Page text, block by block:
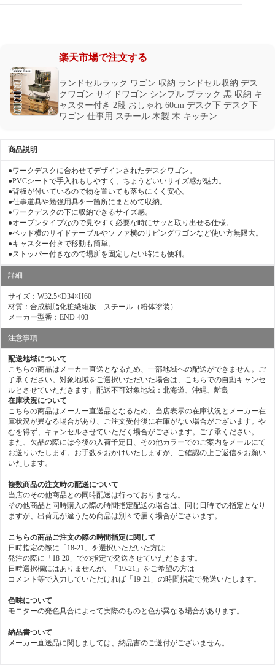
楽天市場で注文する
ランドセルラック ワゴン 収納 ランドセル収納 デス
クワゴン サイドワゴン シンプル ブラック 黒 収納 キ
ャスター付き 2段 おしゃれ 60cm デスク下 デスク下
ワゴン 仕事用 スチール 木製 木 キッチン
商品説明
●ワークデスクに合わせてデザインされたデスクワゴン。
●PVCシートで手入れもしやすく、ちょうどいいサイズ感が魅力。
●背板が付いているので物を置いても落ちにくく安心。
●仕事道具や勉強用具を一箇所にまとめて収納。
●ワークデスクの下に収納できるサイズ感。
●オープンタイプなので見やすく必要な時にサッと取り出せる仕様。
●ベッド横のサイドテーブルやソファ横のリビングワゴンなど使い方無限大。
●キャスター付きで移動も簡単。
●ストッパー付きなので場所を固定したい時にも便利。
詳細
サイズ：W32.5×D34×H60
材質：合成樹脂化粧繊維板 スチール（粉体塗装）
メーカー型番：END-403
注意事項
配送地域について
こちらの商品はメーカー直送となるため、一部地域への配送ができません。ご
了承ください。対象地域をご選択いただいた場合は、こちらでの自動キャンセ
ルとさせていただきます。配送不可対象地域：北海道、沖縄、離島
在庫状況について
こちらの商品はメーカー直送品となるため、当店表示の在庫状況とメーカー在
庫状況が異なる場合があり、ご注文受付後に在庫がない場合がございます。や
むを得ず、キャンセルさせていただく場合がございます。ご了承ください。
また、欠品の際には今後の入荷予定日、その他カラーでのご案内をメールにて
お送りいたします。お手数をおかけいたしますが、ご確認の上ご返信をお願い
いたします。
複数商品の注文時の配送について
当店のその他商品との同時配送は行っておりません。
その他商品と同時購入の際の時間指定配送の場合は、同じ日時での指定となり
ますが、出荷元が違うため商品は別々で届く場合がごさいます。
こちらの商品ご注文の際の時間指定に関して
日時指定の際に「18-21」を選択いただいた方は
発注の際に「18-20」での指定で発送させていただきます。
日時選択欄にはありませんが、「19-21」をご希望の方は
コメント等で入力していただければ「19-21」の時間指定で発送いたします。
色味について
モニターの発色具合によって実際のものと色が異なる場合があります。
納品書ついて
メーカー直送品に関しましては、納品書のご送付がございません。